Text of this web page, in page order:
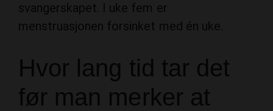
svangerskapet. I uke fem er
menstruasjonen forsinket med én uke.
Hvor lang tid tar det
før man merker at